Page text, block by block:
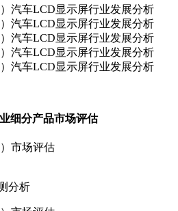
车LCD显示屏行业发展分析
车LCD显示屏行业发展分析
车LCD显示屏行业发展分析
车LCD显示屏行业发展分析
车LCD显示屏行业发展分析
细分产品市场评估
市场评估
析